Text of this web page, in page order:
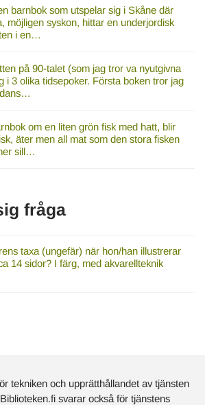
barnbok som utspelar sig i Skåne där
möjligen syskon, hittar en underjordisk
i en…
på 90-talet (som jag tror va nyutgivna
i 3 olika tidsepoker. Första boken tror jag
om en liten grön fisk med hatt, blir
äter men all mat som den stora fisken
sill…
fråga
taxa (ungefär) när hon/han illustrerar
14 sidor? I färg, med akvarellteknik
tekniken och upprätthållandet av tjänsten
svarar också för tjänstens